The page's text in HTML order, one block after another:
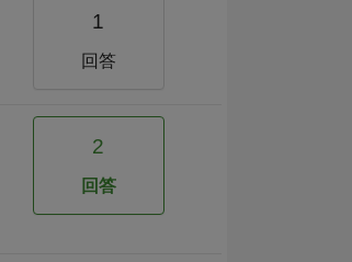
1
回答
2
回答